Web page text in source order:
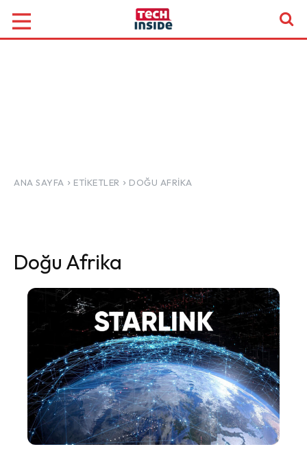
ANA SAYFA ETIKETLER DOĞU AFRIKA
Doğu Afrika